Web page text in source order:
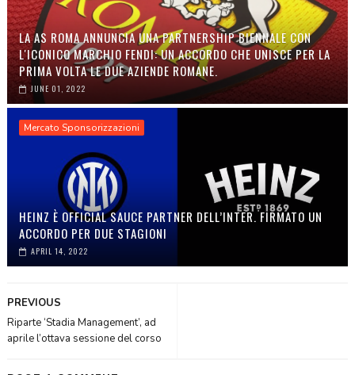
LA AS ROMA ANNUNCIA UNA PARTNERSHIP BIENNALE CON
L'ICONICO MARCHIO FENDI: UN ACCORDO CHE UNISCE PER LA
PRIMA VOLTA LE DUE AZIENDE ROMANE.
JUNE 01, 2022
Mercato Sponsorizzazioni
HEINZ È OFFICIAL SAUCE PARTNER DELL’INTER. FIRMATO UN
ACCORDO PER DUE STAGIONI
APRIL 14, 2022
PREVIOUS
Riparte ‘Stadia Management’, ad
aprile l’ottava sessione del corso